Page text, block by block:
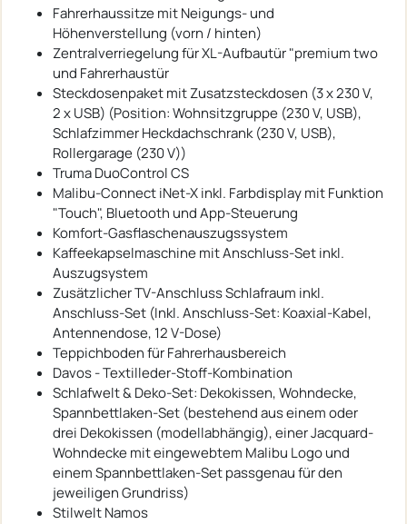
Fahrerhaussitze mit Neigungs- und
Höhenverstellung (vorn / hinten)
Zentralverriegelung für XL-Aufbautür "premium two
und Fahrerhaustür
Steckdosenpaket mit Zusatzsteckdosen (3 x 230 V,
2 x USB) (Position: Wohnsitzgruppe (230 V, USB),
Schlafzimmer Heckdachschrank (230 V, USB),
Rollergarage (230 V))
Truma DuoControl CS
Malibu-Connect iNet-X inkl. Farbdisplay mit Funktion
"Touch", Bluetooth und App-Steuerung
Komfort-Gasflaschenauszugssystem
Kaffeekapselmaschine mit Anschluss-Set inkl.
Auszugsystem
Zusätzlicher TV-Anschluss Schlafraum inkl.
Anschluss-Set (Inkl. Anschluss-Set: Koaxial-Kabel,
Antennendose, 12 V-Dose)
Teppichboden für Fahrerhausbereich
Davos - Textilleder-Stoff-Kombination
Schlafwelt & Deko-Set: Dekokissen, Wohndecke,
Spannbettlaken-Set (bestehend aus einem oder
drei Dekokissen (modellabhängig), einer Jacquard-
Wohndecke mit eingewebtem Malibu Logo und
einem Spannbettlaken-Set passgenau für den
jeweiligen Grundriss)
Stilwelt Namos